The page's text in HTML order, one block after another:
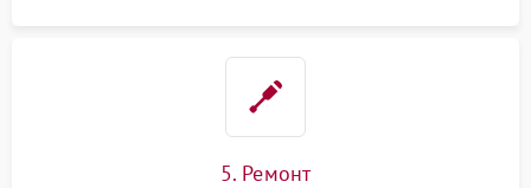
5. Ремонт